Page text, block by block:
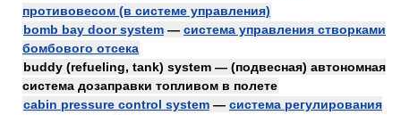
противовесом (в системе управления)
bomb bay door system — система управления створками
бомбового отсека
buddy (refueling, tank) system — (подвесная) автономная
система дозаправки топливом в полете
cabin pressure control system — система регулирования